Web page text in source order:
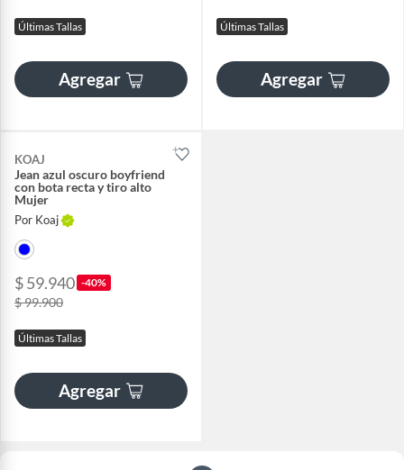
Últimas Tallas
Agregar
Últimas Tallas
Agregar
KOAJ
Jean azul oscuro boyfriend
con bota recta y tiro alto
Mujer
Por Koaj
$ 59.940 -40%
$ 99.900
Últimas Tallas
Agregar